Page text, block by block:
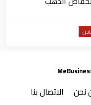
نحن الاتصال بنا